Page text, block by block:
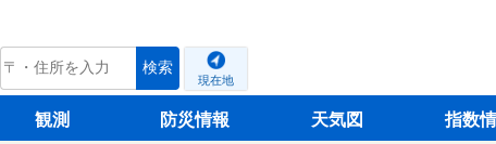
tenki.jp 検索
現在地
観測 防災情報 天気図 指数